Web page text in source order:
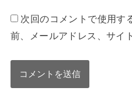
次回のコメントで使用す
前、メールアドレス、サイ